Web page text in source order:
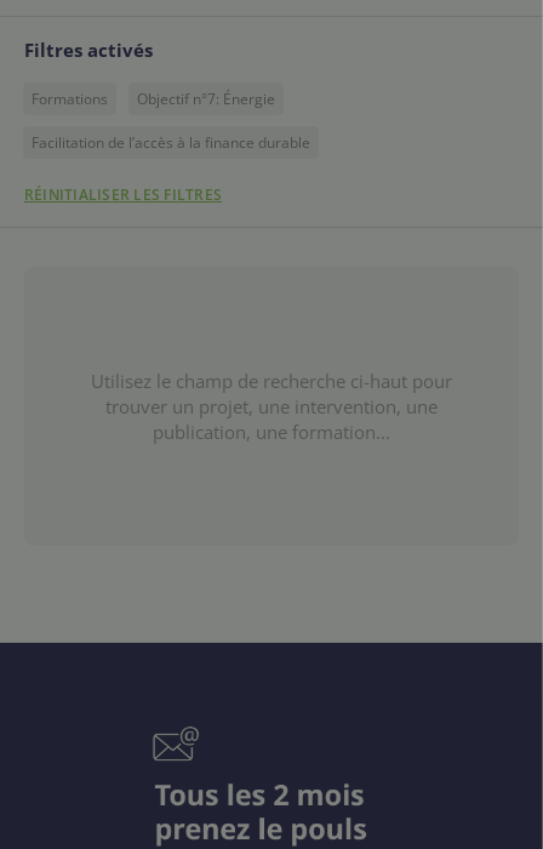
Filtres activés
Formations Objectif n°7: Énergie
Facilitation de l’accès à la finance durable
RÉINITIALISER LES FILTRES
Utilisez le champ de recherche ci-haut pour
trouver un projet, une intervention, une
publication, une formation...